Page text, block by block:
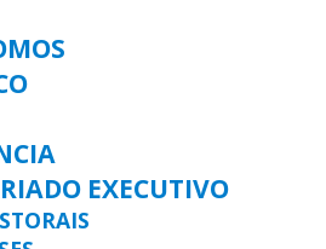
EXECUTIVO